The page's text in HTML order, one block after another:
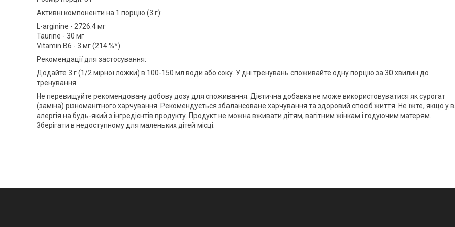
Активні компоненти на 1 порцію (3 г):
L-arginine - 2726.4 мг
Taurine - 30 мг
Vitamin B6 - 3 мг (214 %*)
Рекомендації для застосування:
Додайте 3 г (1/2 мірної ложки) в 100-150 мл води або соку. У дні тренувань споживайте одну порцію за 30 хвилин до
тренування.
Не перевищуйте рекомендовану добову дозу для споживання. Дієтична добавка не може використовуватися як сурогат
(заміна) різноманітного харчування. Рекомендується збалансоване харчування та здоровий спосіб життя. Не їжте, якщо у
алергія на будь-який з інгредієнтів продукту. Продукт не можна вживати дітям, вагітним жінкам і годуючим матерям.
Зберігати в недоступному для маленьких дітей місці.